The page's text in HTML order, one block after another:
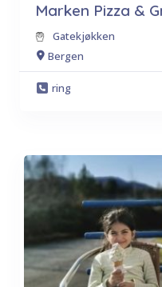
Marken Pizza &
Gatekjøkken
Bergen
ring